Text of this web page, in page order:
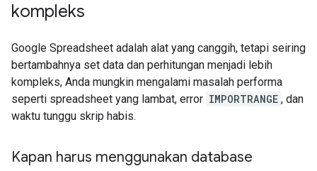
kompleks
Google Spreadsheet adalah alat yang canggih, tetapi seiring
bertambahnya set data dan perhitungan menjadi lebih
kompleks, Anda mungkin mengalami masalah performa
seperti spreadsheet yang lambat, error IMPORTRANGE , dan
waktu tunggu skrip habis.
Kapan harus menggunakan database